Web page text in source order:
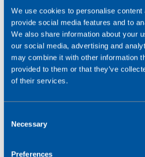
We use cookies to personalise content
provide social media features and to
We also share information about your
our social media, advertising and
may combine it with other information
provided to them or that they’ve
of their services.
Necessary
Preferences